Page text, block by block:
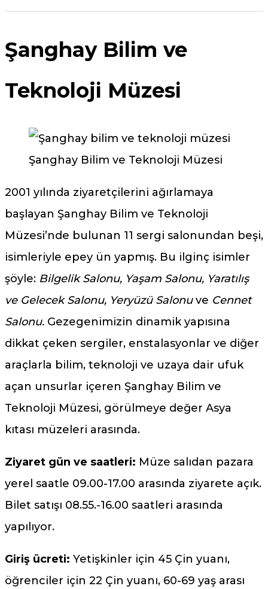
Şanghay Bilim ve
Teknoloji Müzesi
Şanghay Bilim ve Teknoloji Müzesi
2001 yılında ziyaretçilerini ağırlamaya
başlayan Şanghay Bilim ve Teknoloji
Müzesi’nde bulunan 11 sergi salonundan beşi,
isimleriyle epey ün yapmış. Bu ilginç isimler
şöyle: Bilgelik Salonu, Yaşam Salonu, Yaratılış
ve Gelecek Salonu, Yeryüzü Salonuve Cennet
Salonu. Gezegenimizin dinamik yapısına
dikkat çeken sergiler, enstalasyonlar ve diğer
araçlarla bilim, teknoloji ve uzaya dair ufuk
açan unsurlar içeren Şanghay Bilim ve
Teknoloji Müzesi, görülmeye değer Asya
kıtası müzeleri arasında.
Ziyaret gün ve saatleri: Müze salıdan pazara
yerel saatle 09.00-17.00 arasında ziyarete açık.
Bilet satışı 08.55.-16.00 saatleri arasında
yapılıyor.
Giriş ücreti: Yetişkinler için 45 Çin yuanı,
öğrenciler için 22 Çin yuanı, 60-69 yaş arası